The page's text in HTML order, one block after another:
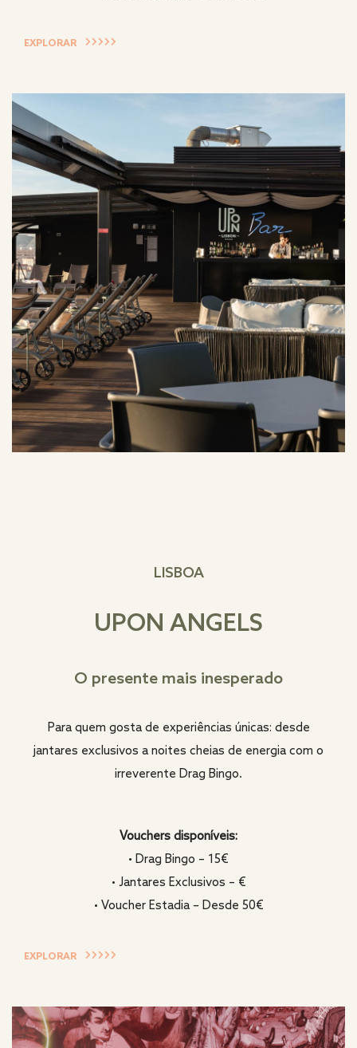
EXPLORAR
LISBOA
UPON ANGELS
O presente mais inesperado
Para quem gosta de experiências únicas: desde
jantares exclusivos a noites cheias de energia com o
irreverente Drag Bingo.
Vouchers disponíveis:
• Drag Bingo – 15€
• Jantares Exclusivos – €
• Voucher Estadia – Desde 50€
EXPLORAR